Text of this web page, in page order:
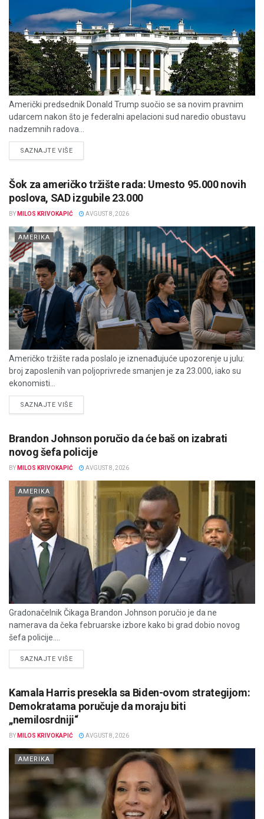
Američki predsednik Donald Trump suočio se sa novim pravnim
udarcem nakon što je federalni apelacioni sud naredio obustavu
nadzemnih radova...
SAZNAJTE VIŠEDETAILS
Šok za američko tržište rada: Umesto 95.000 novih
poslova, SAD izgubile 23.000
BY MILOS KRIVOKAPIĆ AVGUST 8, 2026
AMERIKA
Američko tržište rada poslalo je iznenađujuće upozorenje u julu:
broj zaposlenih van poljoprivrede smanjen je za 23.000, iako su
ekonomisti...
SAZNAJTE VIŠEDETAILS
Brandon Johnson poručio da će baš on izabrati
novog šefa policije
BY MILOS KRIVOKAPIĆ AVGUST 8, 2026
AMERIKA
Gradonačelnik Čikaga Brandon Johnson poručio je da ne
namerava da čeka februarske izbore kako bi grad dobio novog
šefa policije....
SAZNAJTE VIŠEDETAILS
Kamala Harris presekla sa Biden-ovom strategijom:
Demokratama poručuje da moraju biti
„nemilosrdniji“
BY MILOS KRIVOKAPIĆ AVGUST 8, 2026
AMERIKA